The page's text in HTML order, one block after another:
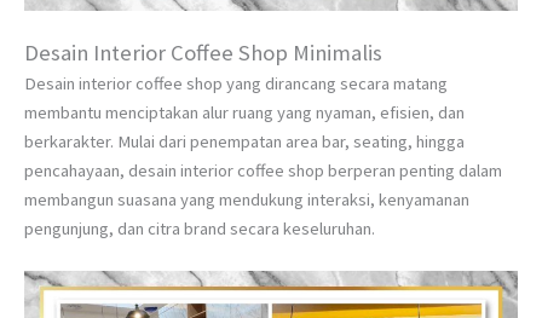
Desain Interior Coffee Shop Minimalis
Desain interior coffee shop yang dirancang secara matang
membantu menciptakan alur ruang yang nyaman, efisien, dan
berkarakter. Mulai dari penempatan area bar, seating, hingga
pencahayaan, desain interior coffee shop berperan penting dalam
membangun suasana yang mendukung interaksi, kenyamanan
pengunjung, dan citra brand secara keseluruhan.